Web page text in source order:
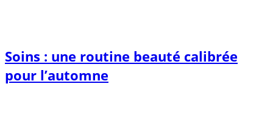
Soins : une routine beauté calibrée
pour l’automne